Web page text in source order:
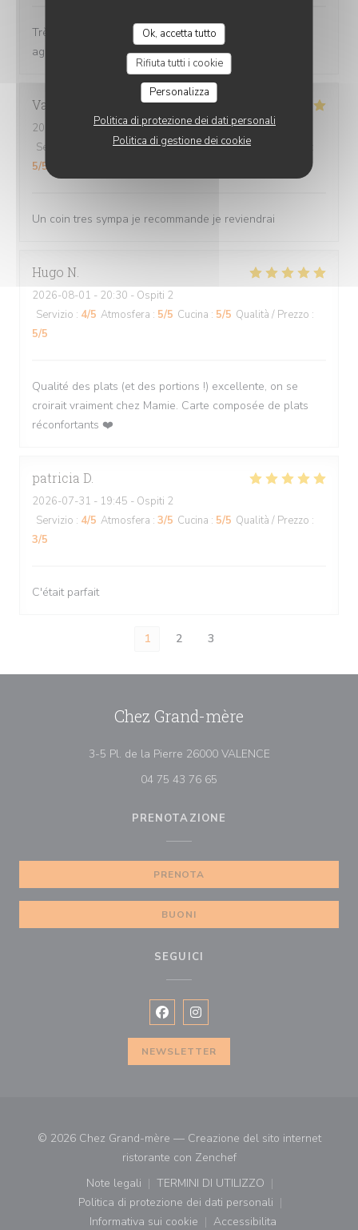
Ok, accetta tutto
Rifiuta tutti i cookie
Personalizza
Politica di protezione dei dati personali
Politica di gestione dei cookie
Très bon plat, généreux... Très bien. Personnel très
agréable
Vanessa
2026-07-31
- 19:30 - Ospiti 3
Servizio
Atmosfera:5/5 Cucina:5/5 Qualità / Prezzo
5/5
Un coin tres sympa je recommande je reviendrai
Hugo N
2026-08-01 - 20:30 - Ospiti 2
Servizio : 4/5 Atmosfera : 5/5 Cucina : 5/5 Qualità / Prezzo :
5/5
Qualité des plats (et des portions !) excellente, on se
croirait vraiment chez Mamie. Carte composée de plats
réconfortants ❤️
patricia D
2026-07-31 - 19:45 - Ospiti 2
Servizio : 4/5 Atmosfera : 3/5 Cucina : 5/5 Qualità / Prezzo :
3/5
C'était parfait
1 2 3
Chez Grand-mère
3-5 Pl. de la Pierre 26000 VALENCE((apre una
04 75 43 76 65
PRENOTAZIONE
PRENOTA
BUONI
SEGUICI
Facebook ((apre una nuova
Instagram ((apre una nuova
NEWSLETTER
© 2026 Chez Grand-mère — Creazione del sito internet
ristorante con Zenchef((apre una nuova
Note legali
((apre una nuova finestra))
TERMINI DI UTILIZZO
((apre una nuova finestra))
Politica di protezione dei dati personali
((apre una nuova finestra))
Informativa sui cookie Accessibilita